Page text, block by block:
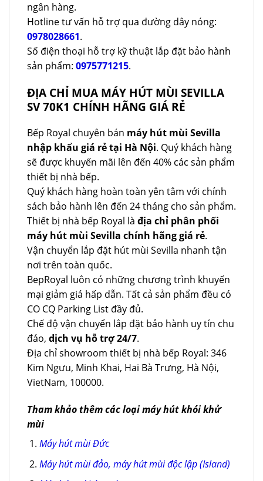
ngân hàng.
Hotline tư vấn hỗ trợ qua đường dây nóng:
0978028661.
Số điện thoại hỗ trợ kỹ thuật lắp đặt bảo hành
sản phẩm: 0975771215.
ĐỊA CHỈ MUA MÁY HÚT MÙI SEVILLA
SV 70K1 CHÍNH HÃNG GIÁ RẺ
Bếp Royal chuyên bán máy hút mùi Sevilla
nhập khẩu giá rẻ tại Hà Nội. Quý khách hàng
sẽ được khuyến mãi lên đến 40% các sản phẩm
thiết bị nhà bếp.
Quý khách hàng hoàn toàn yên tâm với chính
sách bảo hành lên đến 24 tháng cho sản phẩm.
Thiết bị nhà bếp Royal là địa chỉ phân phối
máy hút mùi Sevilla chính hãng giá rẻ.
Vận chuyển lắp đặt hút mùi Sevilla nhanh tận
nơi trên toàn quốc.
BepRoyal luôn có những chương trình khuyến
mại giảm giá hấp dẫn. Tất cả sản phẩm đều có
CO CQ Parking List đầy đủ.
Chế độ vận chuyển lắp đặt bảo hành uy tín chu
đáo, dịch vụ hỗ trợ 24/7.
Địa chỉ showroom thiết bị nhà bếp Royal: 346
Kim Ngưu, Minh Khai, Hai Bà Trưng, Hà Nội,
VietNam, 100000.
Tham khảo thêm các loại máy hút khói khử
mùi
Máy hút mùi Đức
Máy hút mùi đảo, máy hút mùi độc lập (Island)